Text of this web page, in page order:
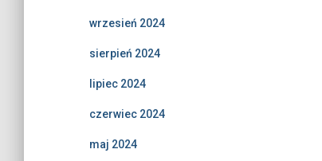
wrzesień 2024
sierpień 2024
lipiec 2024
czerwiec 2024
maj 2024